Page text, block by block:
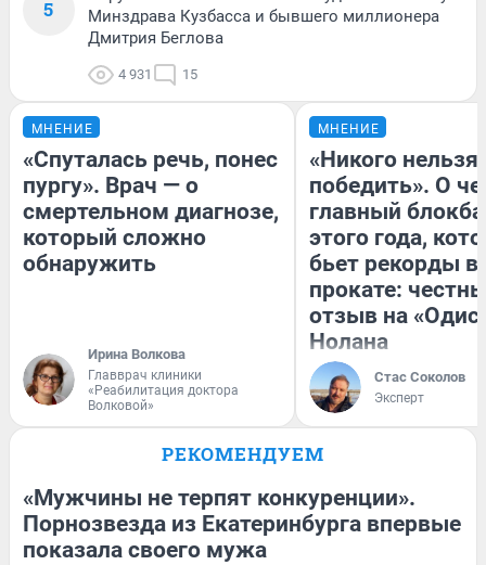
5
Минздрава Кузбасса и бывшего миллионера
Дмитрия Беглова
4 931 15
МНЕНИЕ
«Спуталась речь, понес
пургу». Врач — о
смертельном диагнозе,
который сложно
обнаружить
Ирина Волкова
Главврач клиники
«Реабилитация доктора
Волковой»
МНЕНИЕ
«Никого нельзя
победить». О
главный
этого года,
бьет рекорды в
прокате:
отзыв на
Нолана
Стас Соколов
Эксперт
РЕКОМЕНДУЕМ
«Мужчины не терпят конкуренции».
Порнозвезда из Екатеринбурга впервые
показала своего мужа